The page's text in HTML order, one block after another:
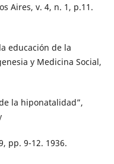
Aires, v. 4, n. 1, p.11.
educación de la
y Medicina Social,
la hiponatalidad”,
pp. 9-12. 1936.